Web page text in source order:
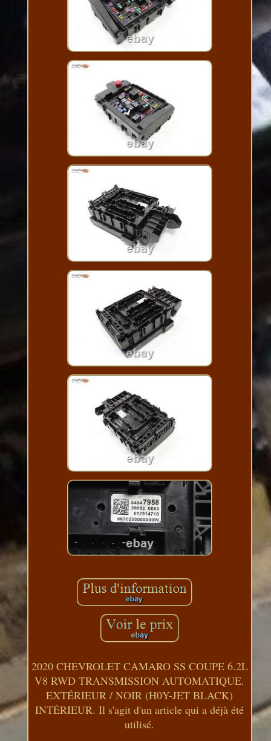
2020 CHEVROLET CAMARO SS COUPE 6.2L
V8 RWD TRANSMISSION AUTOMATIQUE.
EXTÉRIEUR / NOIR (H0Y-JET BLACK)
INTÉRIEUR. Il s'agit d'un article qui a déjà été
utilisé.